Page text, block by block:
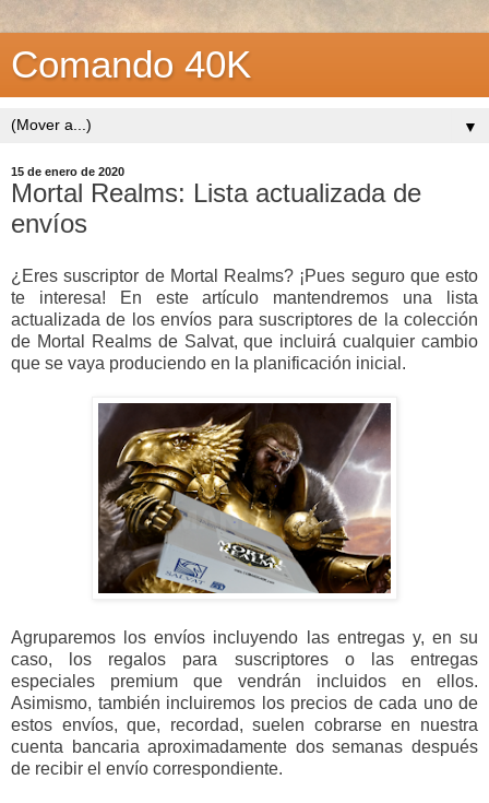
Comando 40K
▼
15 de enero de 2020
Mortal Realms: Lista actualizada de
envíos
¿Eres suscriptor de Mortal Realms? ¡Pues seguro que esto
te interesa! En este artículo mantendremos una lista
actualizada de los envíos para suscriptores de la colección
de Mortal Realms de Salvat, que incluirá cualquier cambio
que se vaya produciendo en la planificación inicial.
Agruparemos los envíos incluyendo las entregas y, en su
caso, los regalos para suscriptores o las entregas
especiales premium que vendrán incluidos en ellos.
Asimismo, también incluiremos los precios de cada uno de
estos envíos, que, recordad, suelen cobrarse en nuestra
cuenta bancaria aproximadamente dos semanas después
de recibir el envío correspondiente.